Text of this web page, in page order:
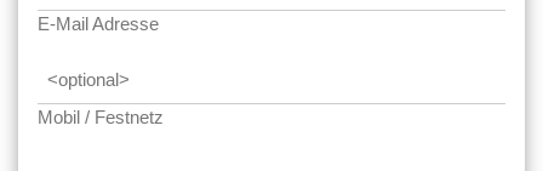
E-Mail Adresse
Mobil / Festnetz